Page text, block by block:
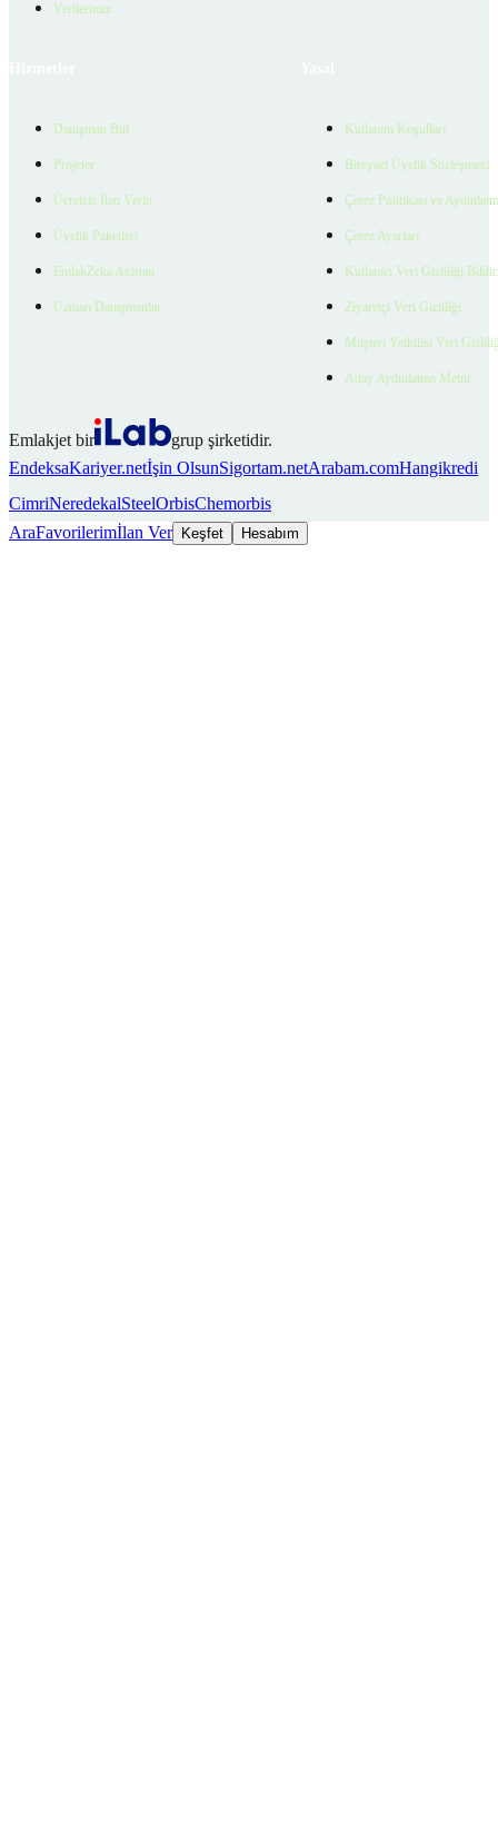
Verilerimiz
Danışman Bul
Projeler
Ücretsiz İlan Verin
Üyelik Paketleri
EmlakZeka Asistan
Uzman Danışmanlar
Kullanım Koşulları
Bireysel Üyelik Sözleşmesi
Çerez Politikası ve
Çerez Ayarları
Kullanıcı Veri Gizliliği
Ziyaretçi Veri Gizliliği
Müşteri Yetkilisi Veri
Aday Aydınlatma Metni
Emlakjet bir
grup şirketidir.
EndeksaKariyer.netİşin OlsunSigortam.netArabam.comHangikredi
CimriNeredekalSteelOrbisChemorbis
AraFavorilerimİlan Ver Keşfet Hesabım